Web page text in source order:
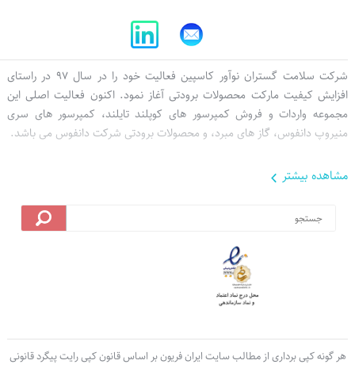
تماس با ما
جدیدترین کالا ها
تخفیف ویژه
قوانین و مقررات آخرین تراکنش هاشرکت سلامت گستران نوآور کاسپین فعالیت خود را در سال 97 در راستای
افزایش کیفیت مارکت محصولات برودتی آغاز نمود. اکنون فعالیت اصلی این
مجموعه واردات و فروش کمپرسور های کوپلند تایلند، کمپرسور های سری
منیروپ دانفوس، گاز های مبرد، و محصولات برودتی شرکت دانفوس می باشد.
مشاهده بيشتر
هر گونه کپی برداری از مطالب سایت ایران فریون بر اساس قانون کپی رایت پیگرد قانونی